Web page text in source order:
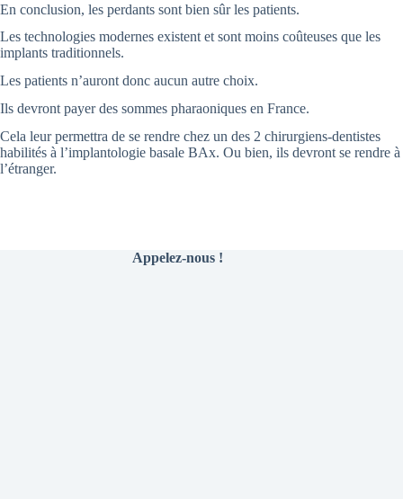
En conclusion, les perdants sont bien sûr les patients.
Les technologies modernes existent et sont moins coûteuses que les
implants traditionnels.
Les patients n’auront donc aucun autre choix.
Ils devront payer des sommes pharaoniques en France.
Cela leur permettra de se rendre chez un des 2 chirurgiens-dentistes
habilités à l’implantologie basale BAx. Ou bien, ils devront se rendre à
l’étranger.
Appelez-nous !